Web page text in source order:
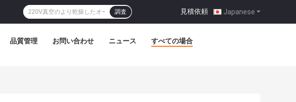
Japanese
見積依頼 |
調査
品質管理 お問い合わせ ニュース すべての場合